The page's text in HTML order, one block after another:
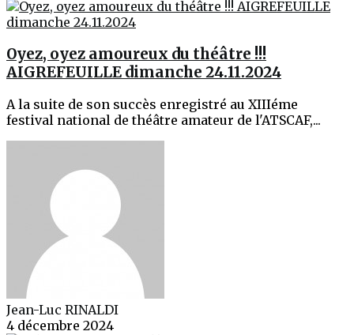
Oyez, oyez amoureux du théâtre !!!
AIGREFEUILLE dimanche 24.11.2024
A la suite de son succès enregistré au XIIIéme
festival national de théâtre amateur de l'ATSCAF,...
Jean-Luc RINALDI
4 décembre 2024